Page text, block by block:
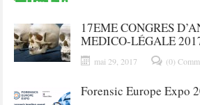
17EME CONGRES
MEDICO-LÉGALE
mai 29, 2017 (0)
Forensic Europe Expo